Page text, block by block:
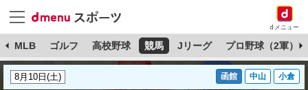
dメニュー
MLB ゴルフ 高校野球 競馬 Jリーグ プロ野球（2軍）
函館 中山 小倉